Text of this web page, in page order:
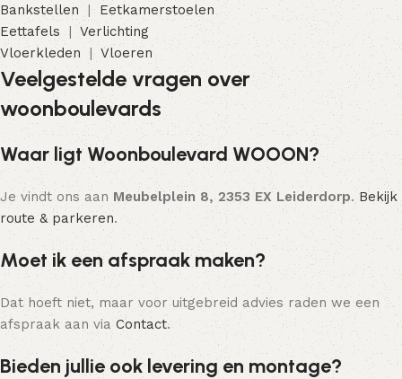
Bankstellen | Eetkamerstoelen
Eettafels |Verlichting
Vloerkleden| Vloeren
Veelgestelde vragen over
woonboulevards
Waar ligt Woonboulevard WOOON?
Je vindt ons aan Meubelplein 8, 2353 EX Leiderdorp. Bekijk
route & parkeren.
Moet ik een afspraak maken?
Dat hoeft niet, maar voor uitgebreid advies raden we een
afspraak aan viaContact.
Bieden jullie ook levering en montage?